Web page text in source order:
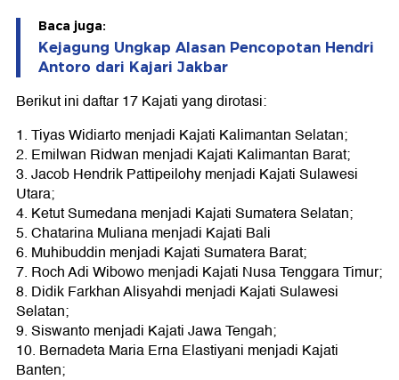
Baca juga:
Kejagung Ungkap Alasan Pencopotan Hendri
Antoro dari Kajari Jakbar
Berikut ini daftar 17 Kajati yang dirotasi:
1. Tiyas Widiarto menjadi Kajati Kalimantan Selatan;
2. Emilwan Ridwan menjadi Kajati Kalimantan Barat;
3. Jacob Hendrik Pattipeilohy menjadi Kajati Sulawesi
Utara;
4. Ketut Sumedana menjadi Kajati Sumatera Selatan;
5. Chatarina Muliana menjadi Kajati Bali
6. Muhibuddin menjadi Kajati Sumatera Barat;
7. Roch Adi Wibowo menjadi Kajati Nusa Tenggara Timur;
8. Didik Farkhan Alisyahdi menjadi Kajati Sulawesi
Selatan;
9. Siswanto menjadi Kajati Jawa Tengah;
10. Bernadeta Maria Erna Elastiyani menjadi Kajati
Banten;